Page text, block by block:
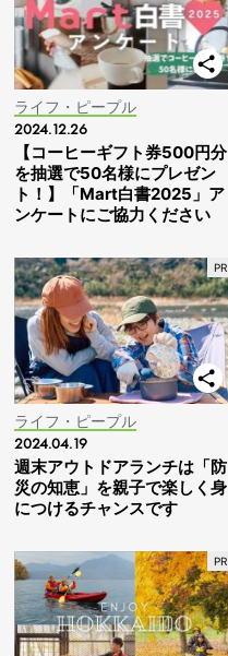
ライフ・ピープル
2024.12.26
【コーヒーギフト券500円分
を抽選で50名様にプレゼン
ト！】「Mart白書2025」ア
ンケートにご協力ください
ライフ・ピープル
2024.04.19
週末アウトドアランチは「防
災の知恵」を親子で楽しく身
につけるチャンスです